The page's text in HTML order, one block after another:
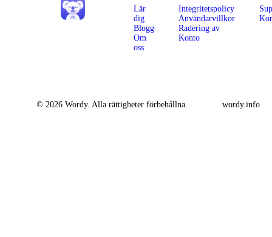
Lär
dig
Blogg
Om
oss
Integritetspolicy
Användarvillkor
Radering av
Konto
© 2026 Wordy. Alla rättigheter förbehållna. wordy.info